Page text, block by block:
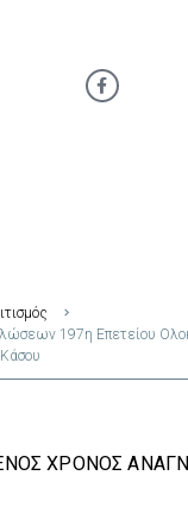
197η Επετείου
ΧΡΌΝΟΣ